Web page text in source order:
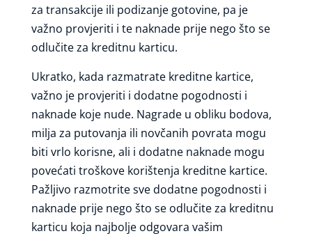
za transakcije ili podizanje gotovine, pa je
važno provjeriti i te naknade prije nego što se
odlučite za kreditnu karticu.
Ukratko, kada razmatrate kreditne kartice,
važno je provjeriti i dodatne pogodnosti i
naknade koje nude. Nagrade u obliku bodova,
milja za putovanja ili novčanih povrata mogu
biti vrlo korisne, ali i dodatne naknade mogu
povećati troškove korištenja kreditne kartice.
Pažljivo razmotrite sve dodatne pogodnosti i
naknade prije nego što se odlučite za kreditnu
karticu koja najbolje odgovara vašim